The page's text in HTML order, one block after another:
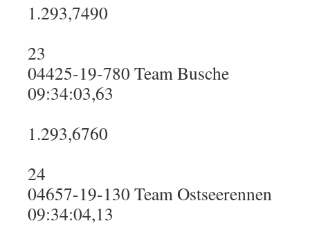
1.293,7490
23
04425-19-780 Team Busche
09:34:03,63
1.293,6760
24
04657-19-130 Team Ostseerennen
09:34:04,13